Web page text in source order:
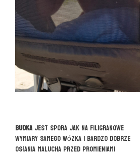
Budkajest spora jak na filigranowe
wymiary samego wózka i bardzo dobrze
osłania malucha przed promieniami